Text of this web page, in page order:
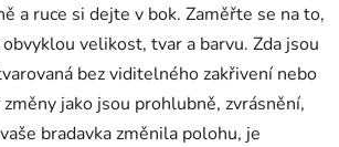
a ruce si dejte v bok. Zaměřte se na to,
velikost, tvar a barvu. Zda jsou
bez viditelného zakřivení nebo
jako jsou prohlubně, zvrásnění,
bradavka změnila polohu, je